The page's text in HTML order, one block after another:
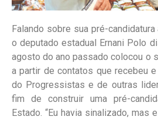
Falando sobre sua pré-
o deputado estadual Ernani Polo
agosto do ano passado colocou o
a partir de contatos que recebeu
do Progressistas e de outras
fim de construir uma pré-
Estado. “Eu havia sinalizado, mas